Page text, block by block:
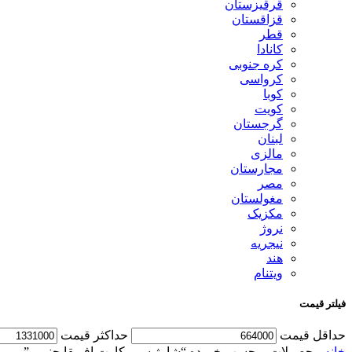
قرقیزستان
قزاقستان
قطر
کانادا
کره جنوبی
کرواسی
کوبا
کویت
گرجستان
لبنان
مالزی
مجارستان
مصر
مغولستان
مکزیک
نروژ
نیجریه
هند
ویتنام
فیلتر قیمت
حداقل قیمت
حداكثر قيمت